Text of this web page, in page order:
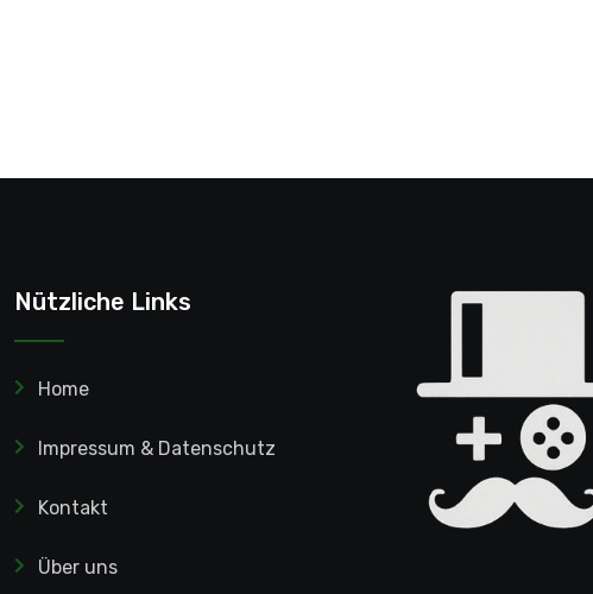
Nützliche Links
Home
Impressum & Datenschutz
Kontakt
Über uns